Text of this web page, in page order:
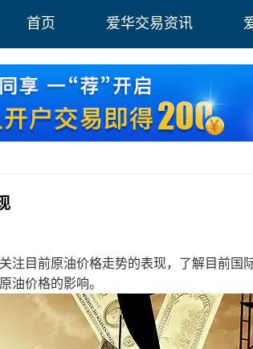
首页 爱华交易资讯
目前原油价格走势的表现，了解目前国
油价格的影响。